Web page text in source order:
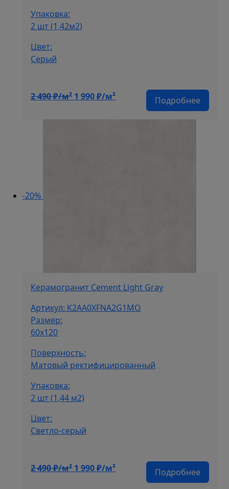
Упаковка:
2 шт (1,42м2)
Цвет:
Серый
Подробнее
2 490₽/м² Первоначальная
составляла
1 990₽/м²Текущая
-20%
Керамогранит Cement Light Gray
Артикул: K2AA0XFNA2G1MO
Размер:
60х120
Поверхность:
Матовый ректифицированный
Упаковка:
2 шт (1,44 м2)
Цвет:
Cветло-серый
Подробнее
2 490₽/м² Первоначальная
1 990₽/м²Текущая